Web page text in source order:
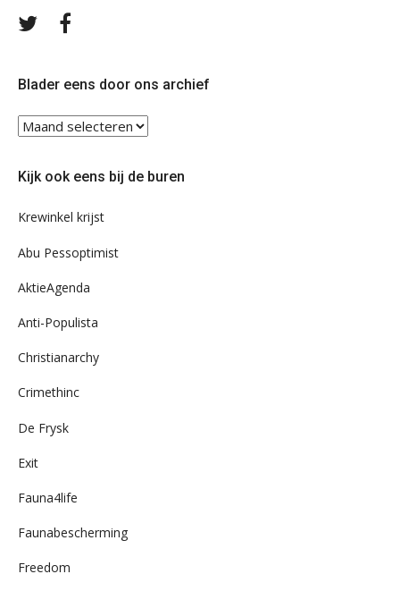
Volg
Blader eens door ons archief
Blader
ons
Kijk ook eens bij de buren
Krewinkel krijst
Abu Pessoptimist
AktieAgenda
Anti-Populista
Christianarchy
Crimethinc
De Frysk
Exit
Fauna4life
Faunabescherming
Freedom